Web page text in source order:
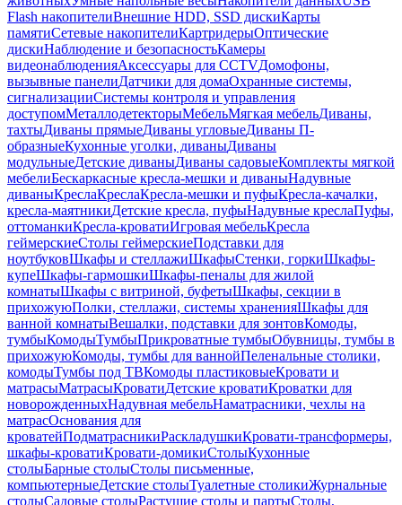
Flash накопителиВнешние HDD, SSD дискиКарты
памятиСетевые накопителиКартридерыОптические
дискиНаблюдение и безопасностьКамеры
видеонаблюденияАксессуары для CCTVДомофоны,
вызывные панелиДатчики для домаОхранные системы,
сигнализацииСистемы контроля и управления
доступомМеталлодетекторыМебельМягкая мебельДиваны,
тахтыДиваны прямыеДиваны угловыеДиваны П-
образныеКухонные уголки, диваныДиваны
модульныеДетские диваныДиваны садовыеКомплекты мягкой
мебелиБескаркасные кресла-мешки и диваныНадувные
диваныКреслаКреслаКресла-мешки и пуфыКресла-качалки,
кресла-маятникиДетские кресла, пуфыНадувные креслаПуфы,
оттоманкиКресла-кроватиИгровая мебельКресла
геймерскиеСтолы геймерскиеПодставки для
ноутбуковШкафы и стеллажиШкафыСтенки, горкиШкафы-
купеШкафы-гармошкиШкафы-пеналы для жилой
комнатыШкафы с витриной, буфетыШкафы, секции в
прихожуюПолки, стеллажи, системы храненияШкафы для
ванной комнатыВешалки, подставки для зонтовКомоды,
тумбыКомодыТумбыПрикроватные тумбыОбувницы, тумбы в
прихожуюКомоды, тумбы для ваннойПеленальные столики,
комодыТумбы под ТВКомоды пластиковыеКровати и
матрасыМатрасыКроватиДетские кроватиКроватки для
новорожденныхНадувная мебельНаматрасники, чехлы на
матрасОснования для
кроватейПодматрасникиРаскладушкиКровати-трансформеры,
шкафы-кроватиКровати-домикиСтолыКухонные
столыБарные столыСтолы письменные,
компьютерныеДетские столыТуалетные столикиЖурнальные
столыСадовые столыРастущие столы и партыСтолы,